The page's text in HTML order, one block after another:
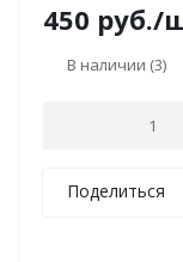
450 руб./
В наличии (3)
Поделиться